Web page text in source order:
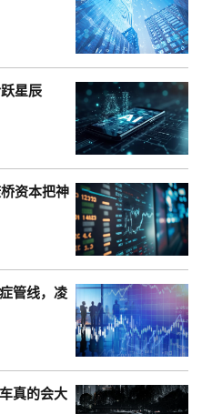
星辰
资本把神
管线，凌
真的会大